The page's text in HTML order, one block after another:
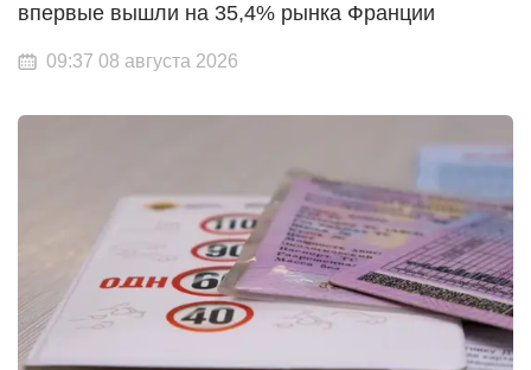
впервые вышли на 35,4% рынка Франции
09:37 08 августа 2026